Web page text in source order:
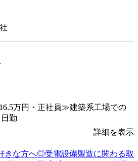
万円・正社員≫建築系工場での
勤
詳細を表示